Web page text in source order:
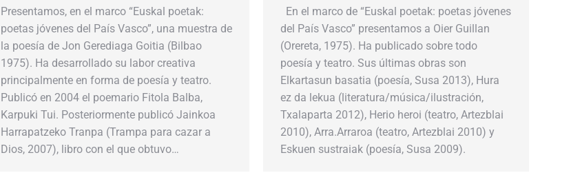
Presentamos, en el marco “Euskal poetak:
poetas jóvenes del País Vasco”, una muestra de
la poesía de Jon Gerediaga Goitia (Bilbao
1975). Ha desarrollado su labor creativa
principalmente en forma de poesía y teatro.
Publicó en 2004 el poemario Fitola Balba,
Karpuki Tui. Posteriormente publicó Jainkoa
Harrapatzeko Tranpa (Trampa para cazar a
Dios, 2007), libro con el que obtuvo…
En el marco de “Euskal poetak: poetas jóvenes
del País Vasco” presentamos a Oier Guillan
(Orereta, 1975). Ha publicado sobre todo
poesía y teatro. Sus últimas obras son
Elkartasun basatia (poesía, Susa 2013), Hura
ez da lekua (literatura/música/ilustración,
Txalaparta 2012), Herio heroi (teatro, Artezblai
2010), Arra.Arraroa (teatro, Artezblai 2010) y
Eskuen sustraiak (poesía, Susa 2009).